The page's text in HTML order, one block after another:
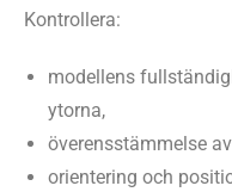
Kontrollera:
modellens
ytorna,
överensstämmelse
orientering och